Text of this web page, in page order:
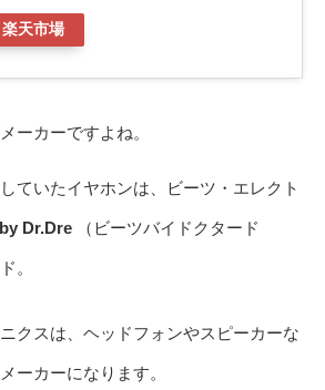
楽天市場
ーカーですよね。
ていたイヤホンは、ビーツ・エレクト
Dr.Dre （ビーツバイドクタード
。
クスは、ヘッドフォンやスピーカーな
ーカーになります。